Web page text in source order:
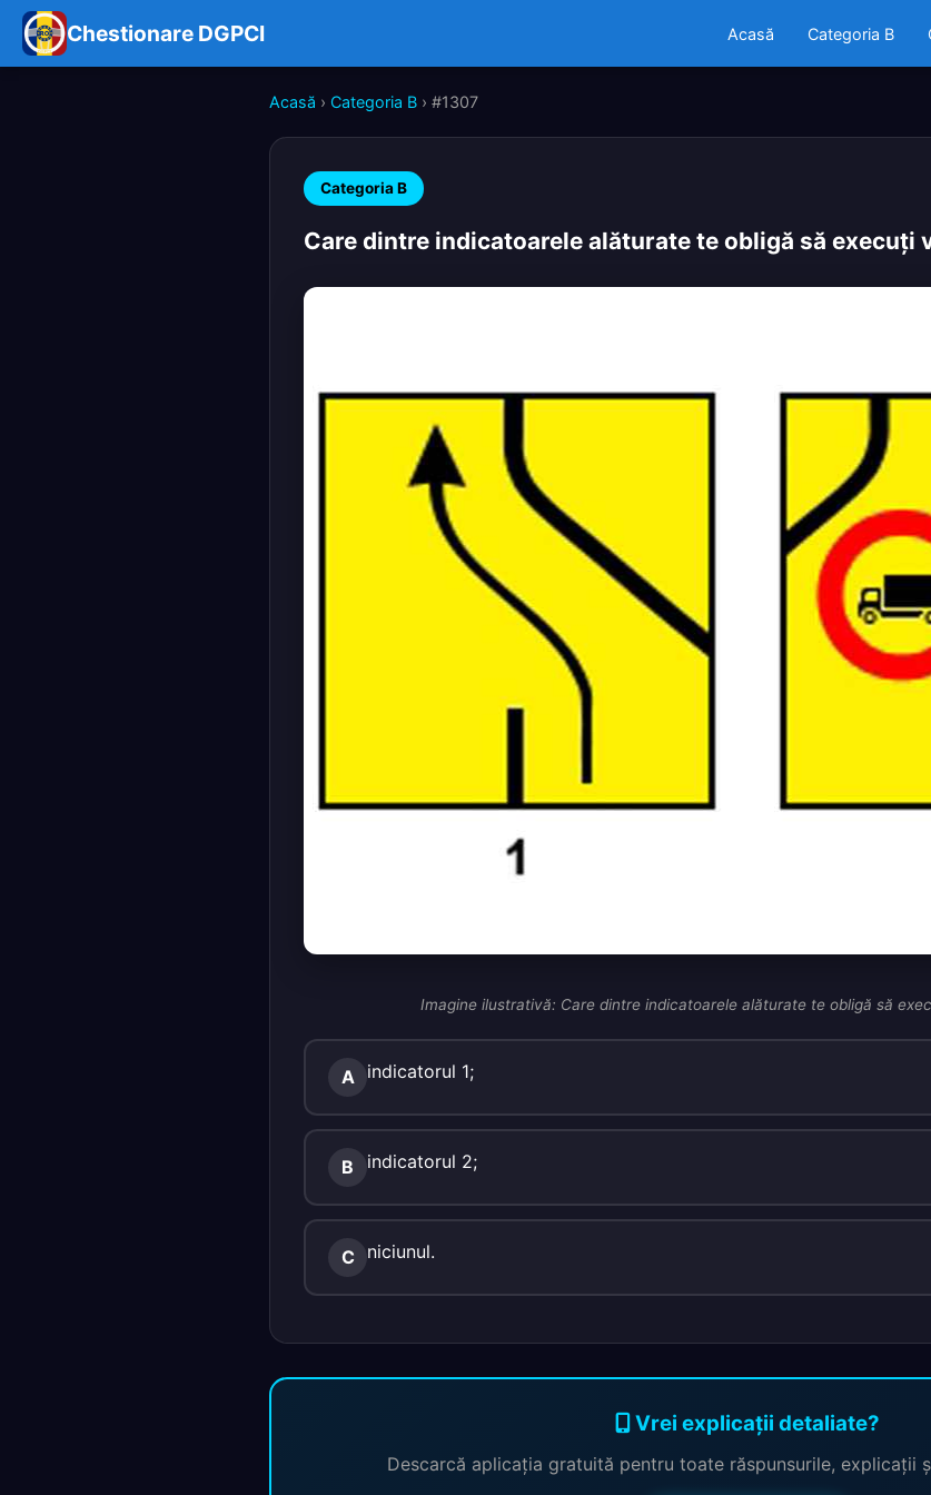
Chestionare DGPCI Acasă Categoria B
Acasă › Categoria B › #1307
Categoria B
Care dintre indicatoarele alăturate te obligă să execuţi
Imagine ilustrativă: Care dintre indicatoarele alăturate te obligă să
A indicatorul 1;
B indicatorul 2;
C niciunul.
Vrei explicații detaliate?
Descarcă aplicația gratuită pentru toate răspunsurile, explicații